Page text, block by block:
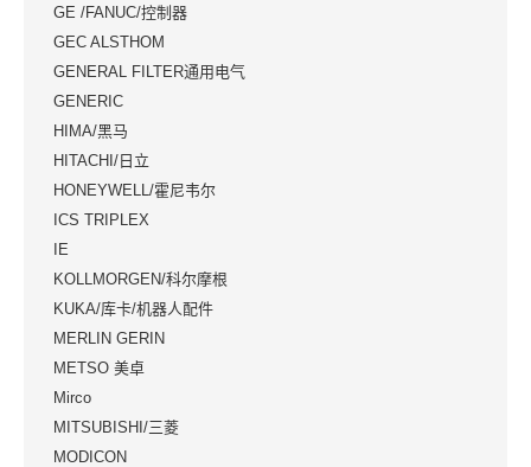
GE /FANUC/控制器
GEC ALSTHOM
GENERAL FILTER通用电气
GENERIC
HIMA/黑马
HITACHI/日立
HONEYWELL/霍尼韦尔
ICS TRIPLEX
IE
KOLLMORGEN/科尔摩根
KUKA/库卡/机器人配件
MERLIN GERIN
METSO 美卓
Mirco
MITSUBISHI/三菱
MODICON